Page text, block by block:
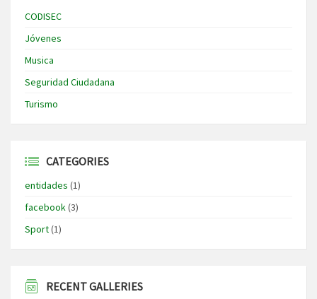
CODISEC
Jóvenes
Musica
Seguridad Ciudadana
Turismo
CATEGORIES
entidades (1)
facebook(3)
Sport(1)
RECENT GALLERIES